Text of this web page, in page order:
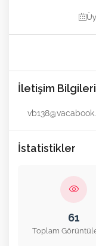
İletişim Bilgileri
İstatistikler